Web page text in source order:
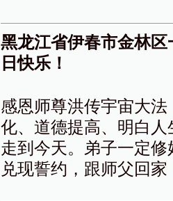
黑龙江省伊春市金林
日快乐！
感恩师尊洪传宇宙大
化、道德提高、明白
走到今天。弟子一定
兑现誓约，跟师父回家